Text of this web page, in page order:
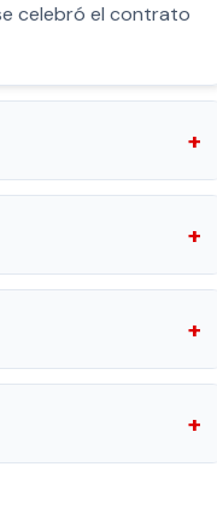
celebró el contrato